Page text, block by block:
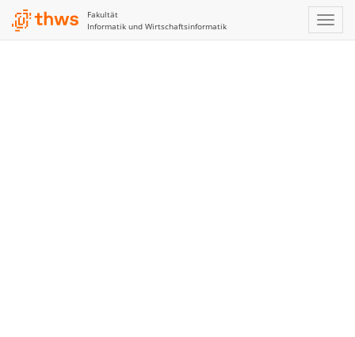
Fakultät
Informatik und Wirtschaftsinformatik